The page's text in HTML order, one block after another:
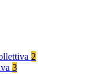
2
3